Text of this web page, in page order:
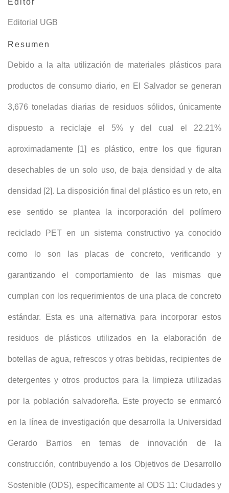
Editor
Editorial UGB
Resumen
Debido a la alta utilización de materiales plásticos para
productos de consumo diario, en El Salvador se generan
3,676 toneladas diarias de residuos sólidos, únicamente
dispuesto a reciclaje el 5% y del cual el 22.21%
aproximadamente [1] es plástico, entre los que figuran
desechables de un solo uso, de baja densidad y de alta
densidad [2]. La disposición final del plástico es un reto, en
ese sentido se plantea la incorporación del polímero
reciclado PET en un sistema constructivo ya conocido
como lo son las placas de concreto, verificando y
garantizando el comportamiento de las mismas que
cumplan con los requerimientos de una placa de concreto
estándar. Esta es una alternativa para incorporar estos
residuos de plásticos utilizados en la elaboración de
botellas de agua, refrescos y otras bebidas, recipientes de
detergentes y otros productos para la limpieza utilizadas
por la población salvadoreña. Este proyecto se enmarcó
en la línea de investigación que desarrolla la Universidad
Gerardo Barrios en temas de innovación de la
construcción, contribuyendo a los Objetivos de Desarrollo
Sostenible (ODS), específicamente al ODS 11: Ciudades y